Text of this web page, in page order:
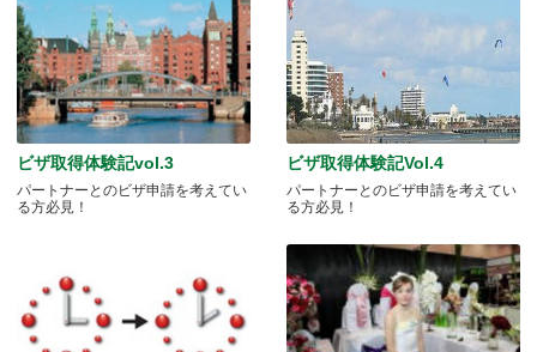
ビザ取得体験記vol.3
パートナーとのビザ申請を考えてい
る方必見！
ビザ取得体験記Vol.4
パートナーとのビザ申請を考えてい
る方必見！